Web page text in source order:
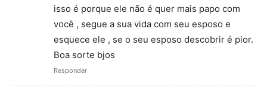
isso é porque ele não é quer mais papo com
você , segue a sua vida com seu esposo e
esquece ele , se o seu esposo descobrir é pior.
Boa sorte bjos
Responder